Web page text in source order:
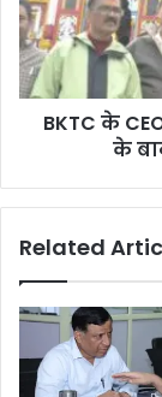
BKTC के
के
Related